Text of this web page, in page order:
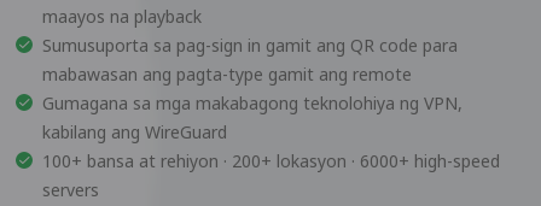
maayos na playback
Sumusuporta sa pag-sign in gamit ang QR code para
mabawasan ang pagta-type gamit ang remote
Gumagana sa mga makabagong teknolohiya ng VPN,
kabilang ang WireGuard
100+ bansa at rehiyon · 200+ lokasyon · 6000+ high-speed
servers